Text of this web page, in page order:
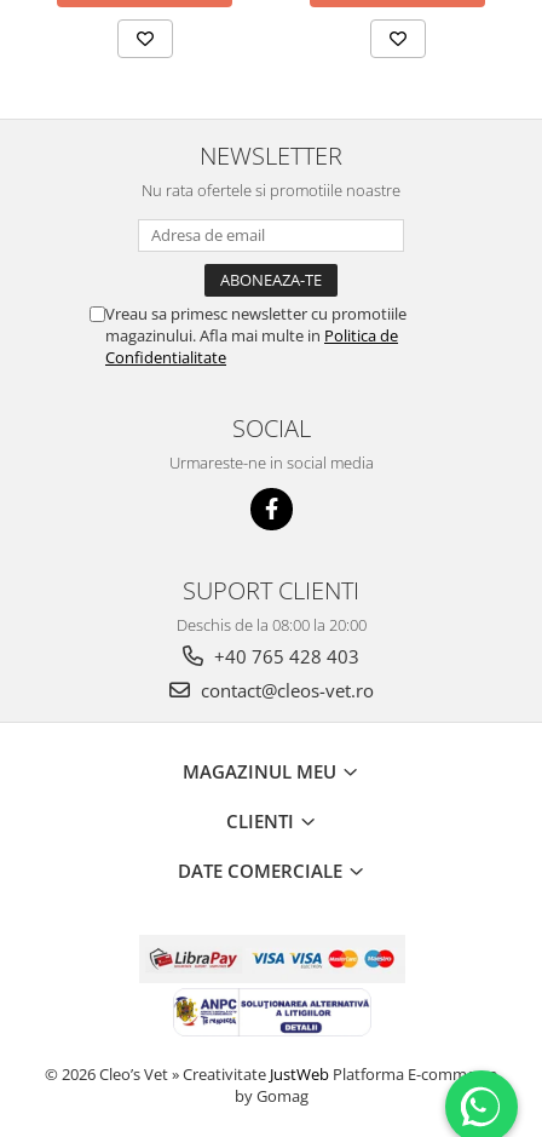
NEWSLETTER
Nu rata ofertele si promotiile noastre
Vreau sa primesc newsletter cu promotiile
magazinului. Afla mai multe in Politica de
Confidentialitate
SOCIAL
Urmareste-ne in social media
SUPORT CLIENTI
Deschis de la 08:00 la 20:00
+40 765 428 403
contact@cleos-vet.ro
MAGAZINUL MEU
CLIENTI
DATE COMERCIALE
© 2026 Cleo’s Vet » Creativitate JustWeb Platforma E-commerce
by Gomag